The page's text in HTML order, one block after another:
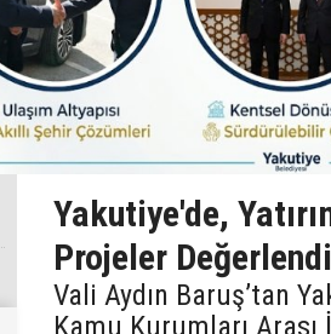
Yakutiye'de,
Projeler
Vali Aydın Baruş’tan
Kamu Kurumları